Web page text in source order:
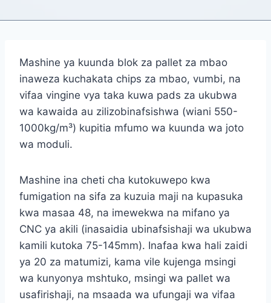
Mashine ya kuunda blok za pallet za mbao
inaweza kuchakata chips za mbao, vumbi, na
vifaa vingine vya taka kuwa pads za ukubwa
wa kawaida au zilizobinafsishwa (wiani 550-
1000kg/m³) kupitia mfumo wa kuunda wa joto
wa moduli.
Mashine ina cheti cha kutokuwepo kwa
fumigation na sifa za kuzuia maji na kupasuka
kwa masaa 48, na imewekwa na mifano ya
CNC ya akili (inasaidia ubinafsishaji wa ukubwa
kamili kutoka 75-145mm). Inafaa kwa hali zaidi
ya 20 za matumizi, kama vile kujenga msingi
wa kunyonya mshtuko, msingi wa pallet wa
usafirishaji, na msaada wa ufungaji wa vifaa